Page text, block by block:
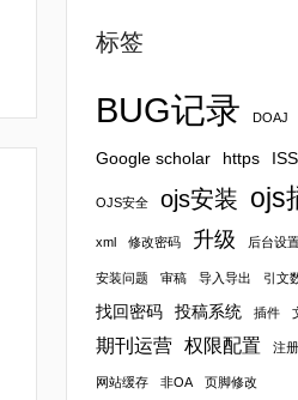
标签
BUG记录 DOAJ
Google scholar https
OJS安全 ojs安装 ojs
xml 修改密码 升级 后台设
安装问题 审稿 导入导出 引文
找回密码 投稿系统 插件
期刊运营 权限配置 注
网站缓存 非OA 页脚修改